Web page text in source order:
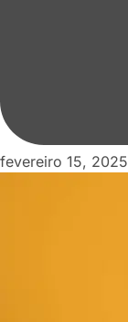
fevereiro 15, 2025